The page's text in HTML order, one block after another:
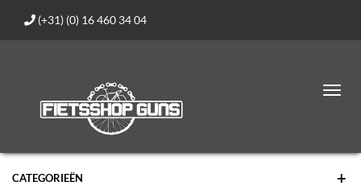
(+31) (0) 16 460 34 04
CATEGORIEËN +